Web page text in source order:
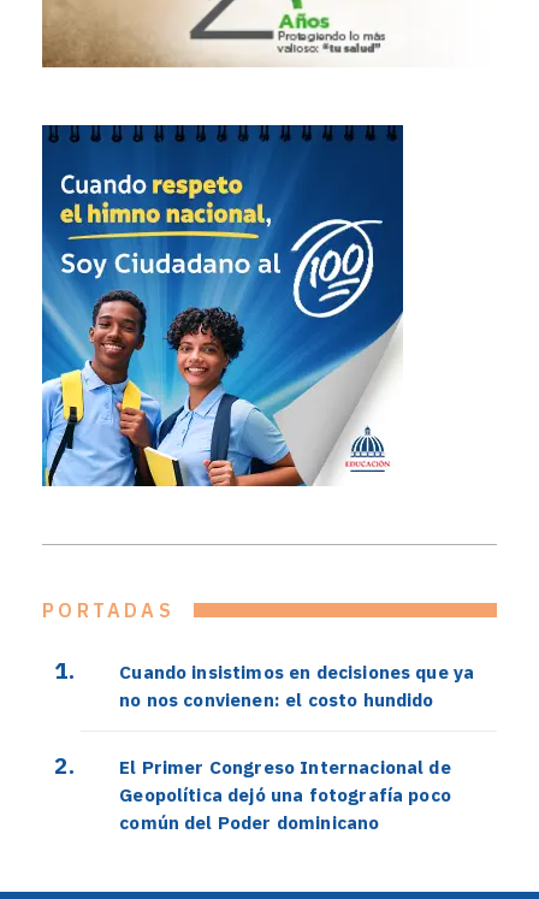
PORTADAS
Cuando insistimos en decisiones que ya
no nos convienen: el costo hundido
El Primer Congreso Internacional de
Geopolítica dejó una fotografía poco
común del Poder dominicano